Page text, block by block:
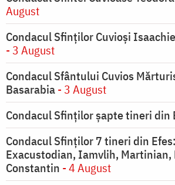
August
Condacul Sfinţilor Cuvioşi
- 3 August
Condacul Sfântului Cuvios
Basarabia- 3 August
Condacul Sfinţilor şapte tineri din
Condacul Sfinţilor 7 tineri din
Exacustodian, Iamvlih, Martinian,
Constantin - 4 August